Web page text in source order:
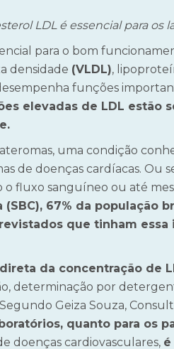
LDL é essencial para os
para o bom
densidade (VLDL),
funções
elevadas de LDL estão
uma condição
de doenças cardíacas. Ou
fluxo sanguíneo ou até
67% da população
que tinham essa
da concentração de
determinação por
Geiza Souza,
quanto para os
doenças cardiovasculares, é